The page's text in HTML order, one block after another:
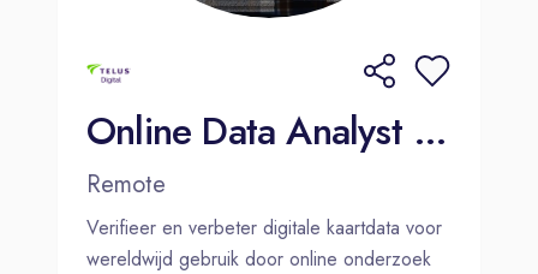
Online Data Analyst - Dutch (NL)
Remote
Verifieer en verbeter digitale kaartdata voor
wereldwijd gebruik door online onderzoek